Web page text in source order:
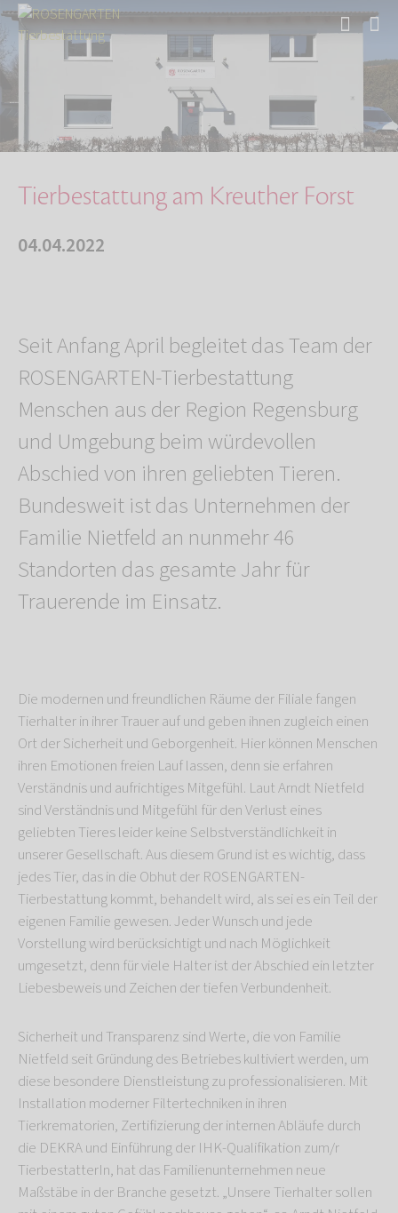
Start Über uns Aktuelles Tierbestattung am Kreuther Forst
Tierbestattung am Kreuther Forst
04.04.2022
Seit Anfang April begleitet das Team der
ROSENGARTEN-Tierbestattung
Menschen aus der Region Regensburg
und Umgebung beim würdevollen
Abschied von ihren geliebten Tieren.
Bundesweit ist das Unternehmen der
Familie Nietfeld an nunmehr 46
Standorten das gesamte Jahr für
Trauerende im Einsatz.
Die modernen und freundlichen Räume der Filiale fangen
Tierhalter in ihrer Trauer auf und geben ihnen zugleich einen
Ort der Sicherheit und Geborgenheit. Hier können Menschen
ihren Emotionen freien Lauf lassen, denn sie erfahren
Verständnis und aufrichtiges Mitgefühl. Laut Arndt Nietfeld
sind Verständnis und Mitgefühl für den Verlust eines
geliebten Tieres leider keine Selbstverständlichkeit in
unserer Gesellschaft. Aus diesem Grund ist es wichtig, dass
jedes Tier, das in die Obhut der ROSENGARTEN-
Tierbestattung kommt, behandelt wird, als sei es ein Teil der
eigenen Familie gewesen. Jeder Wunsch und jede
Vorstellung wird berücksichtigt und nach Möglichkeit
umgesetzt, denn für viele Halter ist der Abschied ein letzter
Liebesbeweis und Zeichen der tiefen Verbundenheit.
Sicherheit und Transparenz sind Werte, die von Familie
Nietfeld seit Gründung des Betriebes kultiviert werden, um
diese besondere Dienstleistung zu professionalisieren. Mit
Installation moderner Filtertechniken in ihren
Tierkrematorien, Zertifizierung der internen Abläufe durch
die DEKRA und Einführung der IHK-Qualifikation zum/r
TierbestatterIn, hat das Familienunternehmen neue
Maßstäbe in der Branche gesetzt. „Unsere Tierhalter sollen